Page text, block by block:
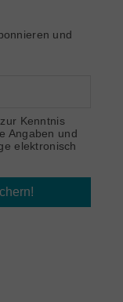
und
zur Kenntnis
Angaben und
elektronisch